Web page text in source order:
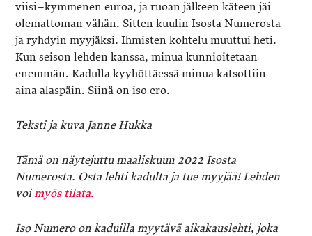
viisi–kymmenen euroa, ja ruoan jälkeen käteen jäi
olemattoman vähän. Sitten kuulin Isosta Numerosta
ja ryhdyin myyjäksi. Ihmisten kohtelu muuttui heti.
Kun seison lehden kanssa, minua kunnioitetaan
enemmän. Kadulla kyyhöttäessä minua katsottiin
aina alaspäin. Siinä on iso ero.
Teksti ja kuva Janne Hukka
Tämä on näytejuttu maaliskuun 2022 Isosta
Numerosta. Osta lehti kadulta ja tue myyjää! Lehden
voimyös tilata.
Iso Numero on kaduilla myytävä aikakauslehti, joka